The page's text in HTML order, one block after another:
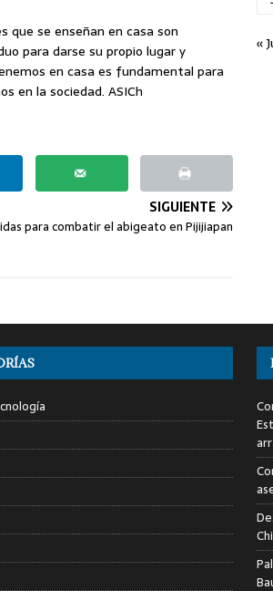
que se enseñan en casa son
para darse su propio lugar y
en casa es fundamental para
en la sociedad. ASICh
SIGUIENTE
para combatir el abigeato en Pijijiapan
«